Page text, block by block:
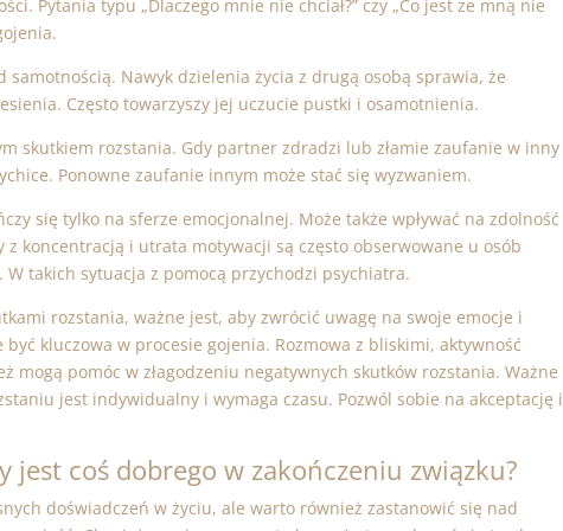
Pytania typu „Dlaczego mnie nie chciał?” czy „Co jest ze mną nie
Nawyk dzielenia życia z drugą osobą sprawia, że
Często towarzyszy jej uczucie pustki i osamotnienia.
skutkiem rozstania. Gdy partner zdradzi lub złamie zaufanie w inny
Ponowne zaufanie innym może stać się wyzwaniem.
się tylko na sferze emocjonalnej. Może także wpływać na zdolność
koncentracją i utrata motywacji są często obserwowane u osób
takich sytuacja z pomocą przychodzi psychiatra.
rozstania, ważne jest, aby zwrócić uwagę na swoje emocje i
kluczowa w procesie gojenia. Rozmowa z bliskimi, aktywność
mogą pomóc w złagodzeniu negatywnych skutków rozstania. Ważne
jest indywidualny i wymaga czasu. Pozwól sobie na akceptację i
jest coś dobrego w zakończeniu związku?
doświadczeń w życiu, ale warto również zastanowić się nad